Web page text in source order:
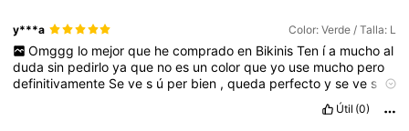
y***a Color: Verde / Talla: L
Omggg lo mejor que he comprado en Bikinis Ten ía mucho al
dudasin pedirloyaque noes uncolorqueyo use mucho pero
definitivamente Seves ú per bien ,queda perfectoyseve s ú
Útil (0)